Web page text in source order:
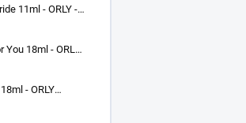
11ml - ORLY -
You 18ml - ORLY
- ošetřující
- ORLY
- ošetřující